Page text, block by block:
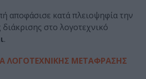
αποφάσισε κατά πλειοψηφία την
στο λογοτεχνικό
.​
ΛΟΓΟΤΕΧΝΙΚΗΣ ΜΕΤΑΦΡΑΣΗΣ